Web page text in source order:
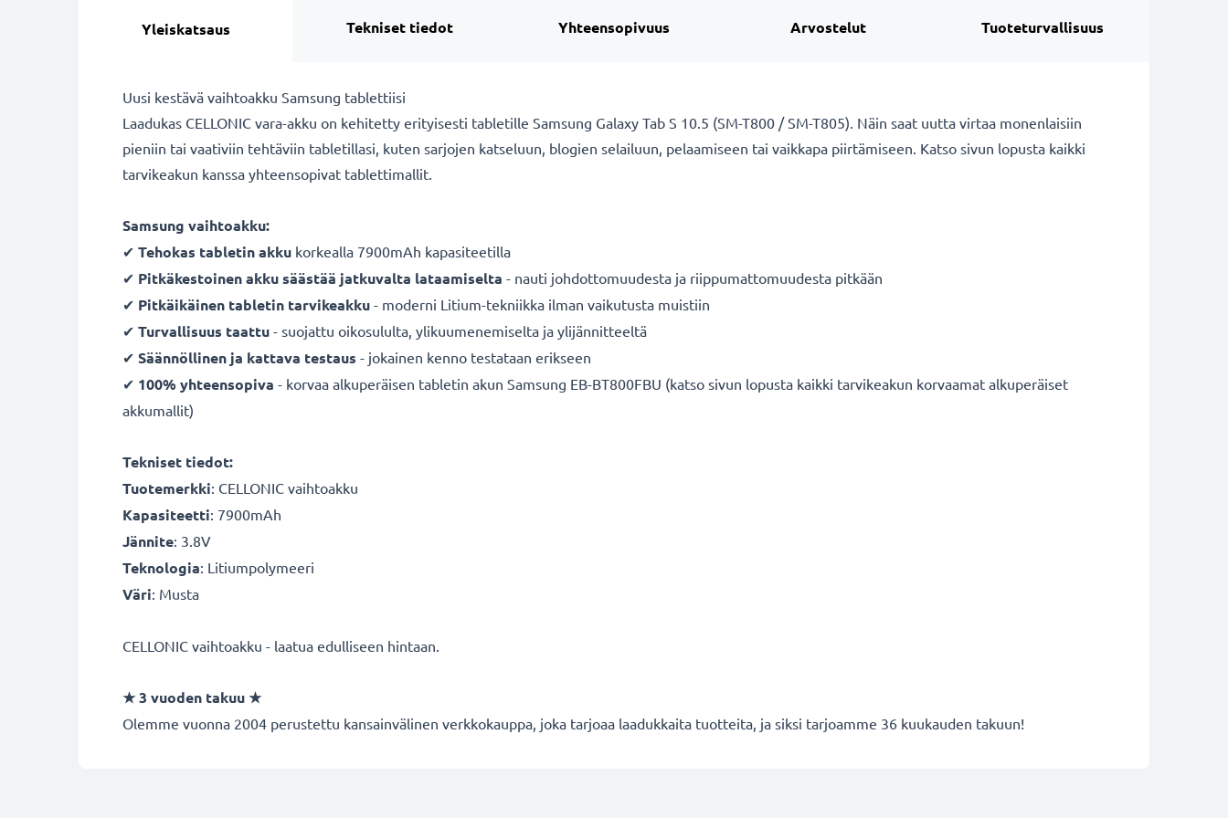
Yleiskatsaus Tekniset tiedot Yhteensopivuus Arvostelut Tuoteturvallisuus
Uusi kestävä vaihtoakku Samsung tablettiisi
Laadukas CELLONIC vara-akku on kehitetty erityisesti tabletille Samsung Galaxy Tab S 10.5 (SM-T800 / SM-T805). Näin saat uutta virtaa monenlaisiin
pieniin tai vaativiin tehtäviin tabletillasi, kuten sarjojen katseluun, blogien selailuun, pelaamiseen tai vaikkapa piirtämiseen. Katso sivun lopusta kaikki
tarvikeakun kanssa yhteensopivat tablettimallit.
Samsung vaihtoakku:
✔ Tehokas tabletin akku korkealla 7900mAh kapasiteetilla
✔ Pitkäkestoinen akku säästää jatkuvalta lataamiselta - nauti johdottomuudesta ja riippumattomuudesta pitkään
✔ Pitkäikäinen tabletin tarvikeakku - moderni Litium-tekniikka ilman vaikutusta muistiin
✔ Turvallisuus taattu - suojattu oikosululta, ylikuumenemiselta ja ylijännitteeltä
✔ Säännöllinen ja kattava testaus - jokainen kenno testataan erikseen
✔ 100% yhteensopiva - korvaa alkuperäisen tabletin akun Samsung EB-BT800FBU (katso sivun lopusta kaikki tarvikeakun korvaamat alkuperäiset
akkumallit)
Tekniset tiedot:
Tuotemerkki: CELLONIC vaihtoakku
Kapasiteetti: 7900mAh
Jännite: 3.8V
Teknologia: Litiumpolymeeri
Väri: Musta
CELLONIC vaihtoakku - laatua edulliseen hintaan.
★3 vuoden takuu★
Olemme vuonna 2004 perustettu kansainvälinen verkkokauppa, joka tarjoaa laadukkaita tuotteita, ja siksi tarjoamme 36 kuukauden takuun!